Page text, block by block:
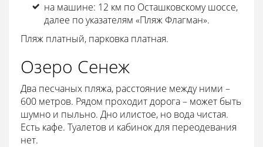
на машине: 12 км по Осташковскому шоссе,
далее по указателям «Пляж Флагман».
Пляж платный, парковка платная.
Озеро Сенеж
Два песчаных пляжа, расстояние между ними –
600 метров. Рядом проходит дорога – может быть
шумно и пыльно. Дно илистое, но вода чистая.
Есть кафе. Туалетов и кабинок для переодевания
нет.